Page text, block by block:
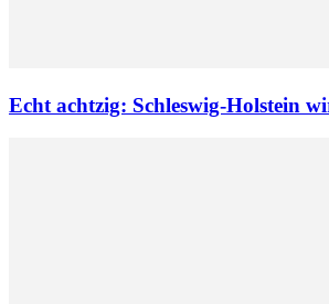
Echt achtzig: Schleswig-Holstein